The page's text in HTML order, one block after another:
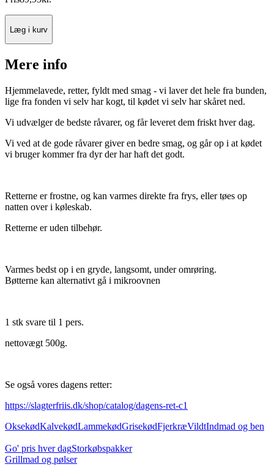
Læg i kurv
Mere info
Hjemmelavede, retter, fyldt med smag - vi laver det hele fra bunden,
lige fra fonden vi selv har kogt, til kødet vi selv har skåret ned.
Vi udvælger de bedste råvarer, og får leveret dem friskt hver dag.
Vi ved at de gode råvarer giver en bedre smag, og går op i at kødet
vi bruger kommer fra dyr der har haft det godt.
Retterne er frostne, og kan varmes direkte fra frys, eller tøes op
natten over i køleskab.
Retterne er uden tilbehør.
Varmes bedst op i en gryde, langsomt, under omrøring.
Bøtterne kan alternativt gå i mikroovnen
1 stk svare til 1 pers.
nettovægt 500g.
Se også vores dagens retter:
https://slagterfriis.dk/shop/catalog/dagens-ret-c1
OksekødKalvekødLammekødGrisekødFjerkræVildtIndmad og ben
Go' pris hver dagStorkøbspakker
Grillmad og pølser